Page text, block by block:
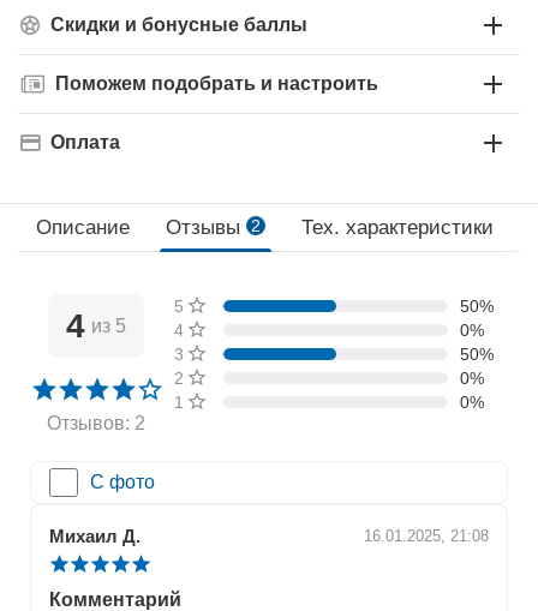
Скидки и бонусные баллы
Поможем подобрать и настроить
Оплата
Описание Отзывы 2 Тех. xарактеристики
4 из 5
Отзывов: 2
5 звёзд
50%
4 звезды
0%
3 звезды
50%
2 звезды
0%
1 звезда
0%
С фото
Михаил Д. 16.01.2025, 21:08
Комментарий